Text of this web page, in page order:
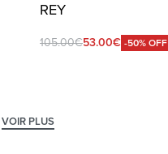
REY
105.00€53.00€ -50% OFF